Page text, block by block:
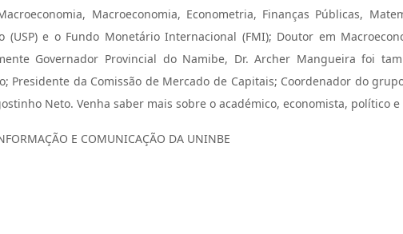
Macroeconomia, Econometria, Finanças Públicas,
(USP) e o Fundo Monetário Internacional (FMI); Doutor em
Governador Provincial do Namibe, Dr. Archer Mangueira foi
Presidente da Comissão de Mercado de Capitais; Coordenador do
Neto. Venha saber mais sobre o académico, economista, político
E COMUNICAÇÃO DA UNINBE